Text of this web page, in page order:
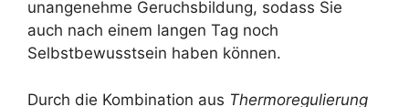
unangenehme Geruchsbildung, sodass Sie
auch nach einem langen Tag noch
Selbstbewusstsein haben können.
Durch die Kombination aus Thermoregulierung